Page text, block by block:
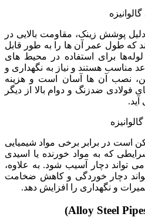
دلیل پوشش زینک، مقاومت بالایی در
که طول عمر آن ها را به طور قابل
برای استفاده در محیط ‌های
هستند و نیاز به نگهداری و
نصب آن ها آسان است و هزینه
فولادی ضدزنگ و دوام بالا از دیگر
است در برابر برخی مواد شیمیایی
که به مواد خورنده یا اسیدی
‌تواند دچار آسیب شود. به علاوه،
دچار خوردگی و کاهش ضخامت
و نگهداری را افزایش دهد.